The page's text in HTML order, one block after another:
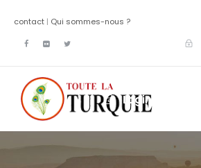
contact | Qui sommes-nous ?
Login